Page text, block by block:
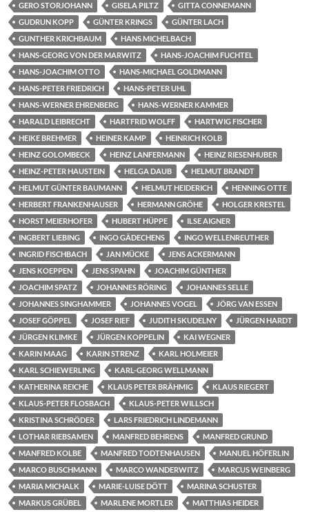
GERO STORJOHANN
GISELA PILTZ
GITTA CONNEMANN
GUDRUN KOPP
GÜNTER KRINGS
GÜNTER LACH
GUNTHER KRICHBAUM
HANS MICHELBACH
HANS-GEORG VON DER MARWITZ
HANS-JOACHIM FUCHTEL
HANS-JOACHIM OTTO
HANS-MICHAEL GOLDMANN
HANS-PETER FRIEDRICH
HANS-PETER UHL
HANS-WERNER EHRENBERG
HANS-WERNER KAMMER
HARALD LEIBRECHT
HARTFRID WOLFF
HARTWIG FISCHER
HEIKE BREHMER
HEINER KAMP
HEINRICH KOLB
HEINZ GOLOMBECK
HEINZ LANFERMANN
HEINZ RIESENHUBER
HEINZ-PETER HAUSTEIN
HELGA DAUB
HELMUT BRANDT
HELMUT GÜNTER BAUMANN
HELMUT HEIDERICH
HENNING OTTE
HERBERT FRANKENHAUSER
HERMANN GRÖHE
HOLGER KRESTEL
HORST MEIERHOFER
HUBERT HÜPPE
ILSE AIGNER
INGBERT LIEBING
INGO GÄDECHENS
INGO WELLENREUTHER
INGRID FISCHBACH
JAN MÜCKE
JENS ACKERMANN
JENS KOEPPEN
JENS SPAHN
JOACHIM GÜNTHER
JOACHIM SPATZ
JOHANNES RÖRING
JOHANNES SELLE
JOHANNES SINGHAMMER
JOHANNES VOGEL
JÖRG VAN ESSEN
JOSEF GÖPPEL
JOSEF RIEF JUDITH SKUDELNY
JÜRGEN HARDT
JÜRGEN KLIMKE
JÜRGEN KOPPELIN
KAI WEGNER
KARIN MAAG
KARIN STRENZ
KARL HOLMEIER
KARL SCHIEWERLING
KARL-GEORG WELLMANN
KATHERINA REICHE
KLAUS PETER BRÄHMIG
KLAUS RIEGERT
KLAUS-PETER FLOSBACH
KLAUS-PETER WILLSCH
KRISTINA SCHRÖDER
LARS FRIEDRICH LINDEMANN
LOTHAR RIEBSAMEN
MANFRED BEHRENS
MANFRED GRUND
MANFRED KOLBE
MANFRED TODTENHAUSEN
MANUEL HÖFERLIN
MARCO BUSCHMANN
MARCO WANDERWITZ
MARCUS WEINBERG
MARIA MICHALK
MARIE-LUISE DÖTT
MARINA SCHUSTER
MARKUS GRÜBEL
MARLENE MORTLER
MATTHIAS HEIDER